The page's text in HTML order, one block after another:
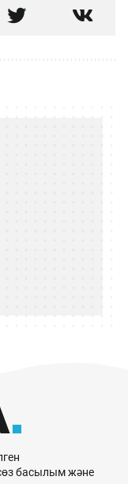
басылым және